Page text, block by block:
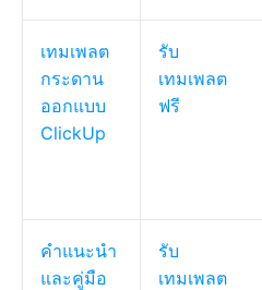
เทมเพลต
กระดาน
ออกแบบ
ClickUp
รับ
เทมเพลต
ฟรี
คำแนะนำ
และคู่มือ
รับ
เทมเพลต